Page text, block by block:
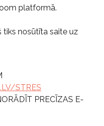
platformā.
tiks nosūtīta saite uz
STRES
PRECĪZAS E-